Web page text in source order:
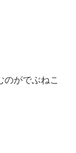
のがでぶねこ